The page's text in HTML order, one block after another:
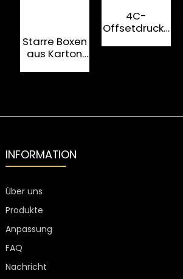
Starre Boxen
aus Karton
4C-
Offsetdruck-
INFORMATION
Über uns
Produkte
Anpassung
FAQ
Nachricht